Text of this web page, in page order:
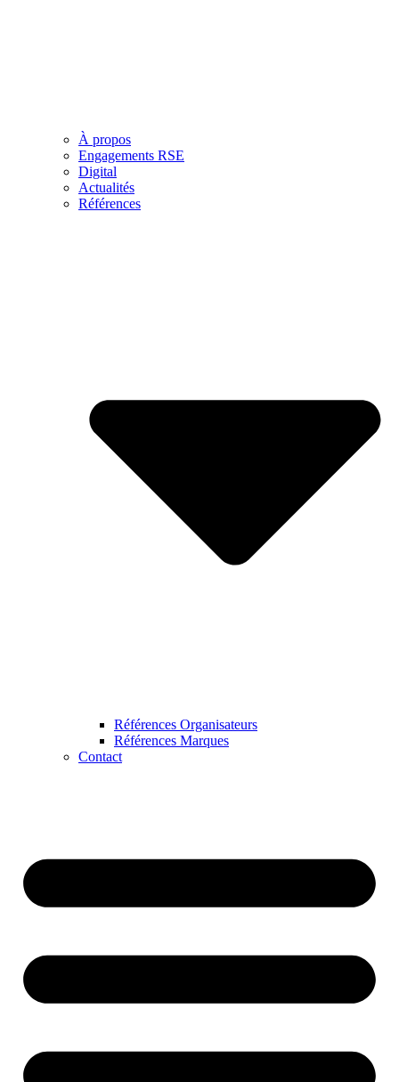
À propos
Engagements RSE
Digital
Actualités
Références
Références Organisateurs
Références Marques
Contact